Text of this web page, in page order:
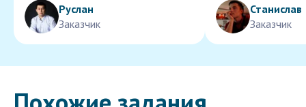
Руслан
Заказчик
Станислав
Заказчик